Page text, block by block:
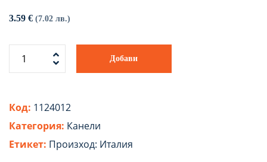
3.59 € (7.02 лв.)
Добави
Код: 1124012
Категория: Канели
Етикет: Произход: Италия